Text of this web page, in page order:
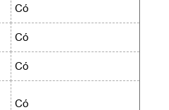
Có
Có
Có
Có